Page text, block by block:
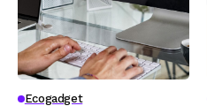
Ecogadget